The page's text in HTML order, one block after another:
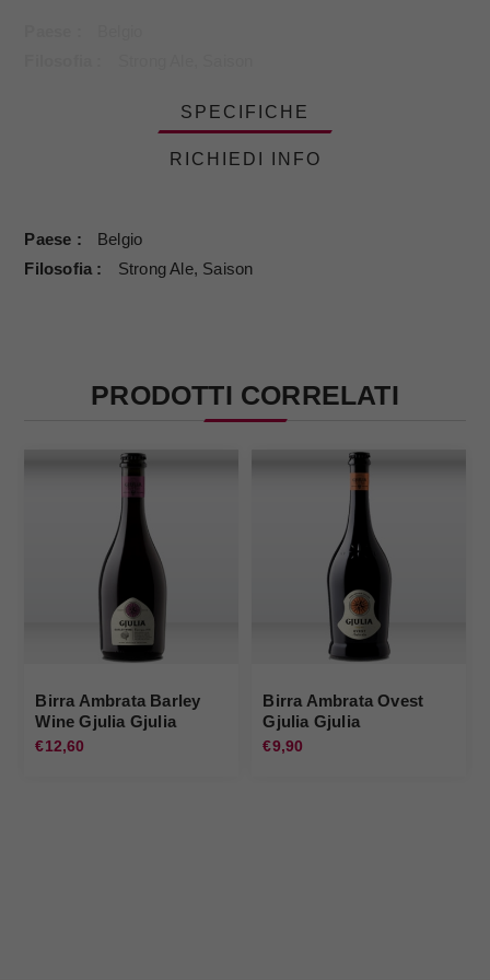
SPECIFICHE
RICHIEDI INFO
Paese
Belgio
Filosofia
Strong Ale, Saison
PRODOTTI CORRELATI
Birra Ambrata Barley
Wine Gjulia Gjulia
€12,60
Birra Ambrata Ovest
Gjulia Gjulia
€9,90